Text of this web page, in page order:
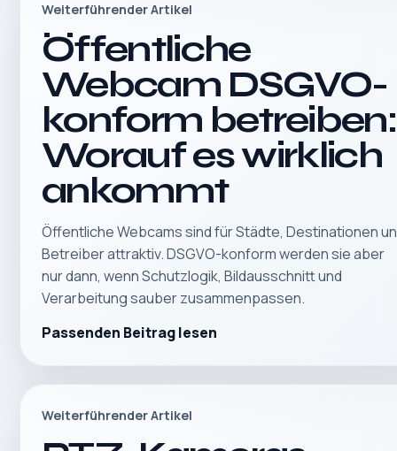
Weiterführender Artikel
Öffentliche
Webcam DSGVO-
konform betreiben:
Worauf es wirklich
ankommt
Öffentliche Webcams sind für Städte, Destinationen
Betreiber attraktiv. DSGVO-konform werden sie aber
nur dann, wenn Schutzlogik, Bildausschnitt und
Verarbeitung sauber zusammenpassen.
Passenden Beitrag lesen
Weiterführender Artikel